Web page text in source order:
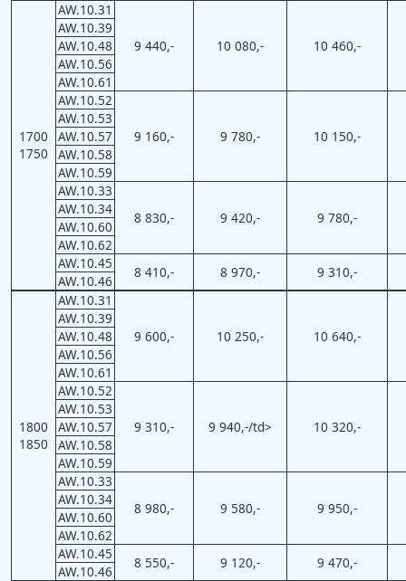
1700
1750
AW.10.31
9 440,- 10 080,- 10 460,-
AW.10.39
AW.10.48
AW.10.56
AW.10.61
AW.10.52
9 160,- 9 780,- 10 150,-
AW.10.53
AW.10.57
AW.10.58
AW.10.59
AW.10.33
8 830,-
9 420,- 9 780,-
AW.10.34
AW.10.60
AW.10.62
AW.10.45
8 410,- 8 970,- 9 310,-
AW.10.46
1800
1850
AW.10.31
9 600,- 10 250,- 10 640,-
AW.10.39
AW.10.48
AW.10.56
AW.10.61
AW.10.52
9 310,- 9 940,-/td> 10 320,-
AW.10.53
AW.10.57
AW.10.58
AW.10.59
AW.10.33
8 980,-
9 580,- 9 950,-
AW.10.34
AW.10.60
AW.10.62
AW.10.45
8 550,- 9 120,- 9 470,-
AW.10.46